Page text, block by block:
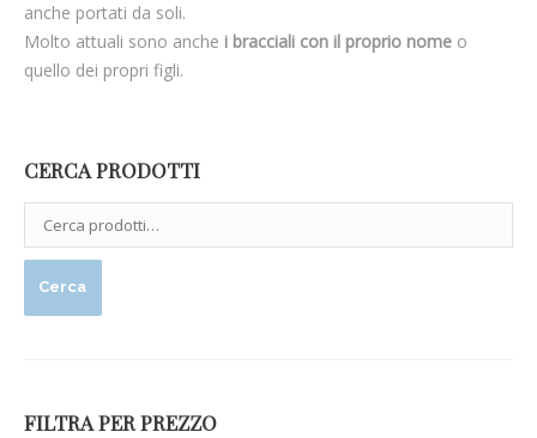
anche portati da soli.
Molto attuali sono anche i bracciali con il proprio nome o
quello dei propri figli.
CERCA PRODOTTI
Cerca
FILTRA PER PREZZO